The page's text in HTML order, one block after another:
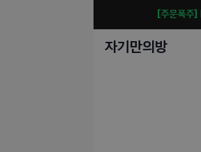
[주문폭주]
자기만의방